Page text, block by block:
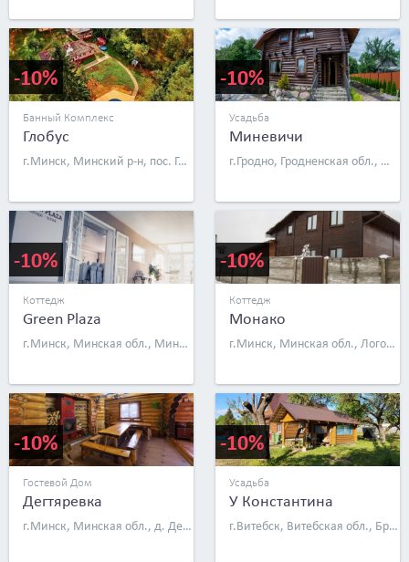
-10%
Банный Комплекс
Глобус
г.Минск, Минский р-н, пос. Городище
-10%
Усадьба
Миневичи
г.Гродно, Гродненская обл., Мостовский р-н, д. Миневичи, д. 27
-10%
Коттедж
Green Plaza
г.Минск, Минская обл., Минский р-н, аг. Колодищи, ул. Георгиевская, д. 2
-10%
Коттедж
Монако
г.Минск, Минская обл., Логойский р-н, дер. Вераги
-10%
Гостевой Дом
Дегтяревка
г.Минск, Минская обл., д. Дегтяревка, пер. Зеленый, д. 3
-10%
Усадьба
У Константина
г.Витебск, Витебская обл., Браславский р-н, дер. Богданово, д. 5